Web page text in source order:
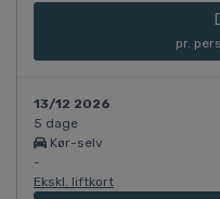
pr.
13/12 2026
5 dage
Kør-selv
-
Ekskl. liftkort